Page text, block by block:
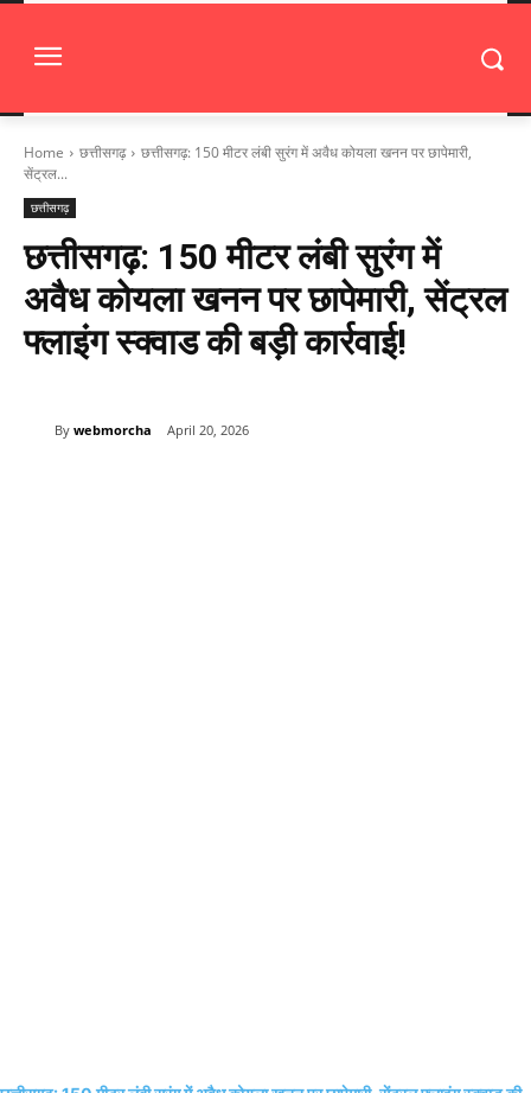
Home छत्तीसगढ़
छत्तीसगढ़: 150 मीटर लंबी सुरंग में अवैध कोयला खनन पर छापेमारी,
सेंट्रल...
छत्तीसगढ़
छत्तीसगढ़: 150 मीटर लंबी सुरंग में
अवैध कोयला खनन पर छापेमारी, सेंट्रल
फ्लाइंग स्क्वाड की बड़ी कार्रवाई!
By webmorcha April 20, 2026